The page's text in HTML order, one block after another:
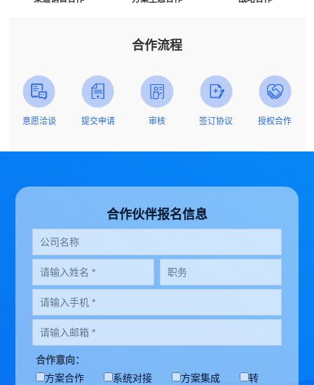
合作流程
意愿洽谈 提交申请 审核 签订协议 授权合作
合作伙伴报名信息
合作意向：
方案合作
系统对接 方案集成
转